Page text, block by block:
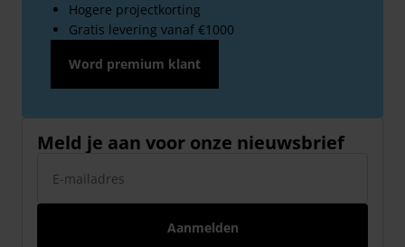
Hogere projectkorting
Gratis levering vanaf €1000
Word premium klant
Meld je aan voor onze nieuwsbrief
Aanmelden